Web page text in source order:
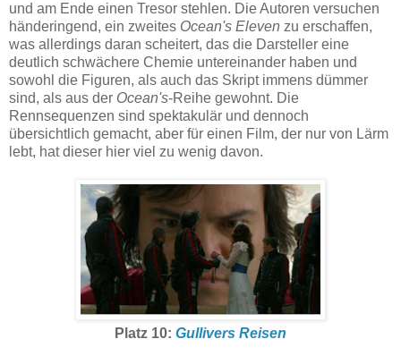
und am Ende einen Tresor stehlen. Die Autoren versuchen
händeringend, ein zweites Ocean's Eleven zu erschaffen,
was allerdings daran scheitert, das die Darsteller eine
deutlich schwächere Chemie untereinander haben und
sowohl die Figuren, als auch das Skript immens dümmer
sind, als aus der Ocean's-Reihe gewohnt. Die
Rennsequenzen sind spektakulär und dennoch
übersichtlich gemacht, aber für einen Film, der nur von Lärm
lebt, hat dieser hier viel zu wenig davon.
Platz 10: Gullivers Reisen